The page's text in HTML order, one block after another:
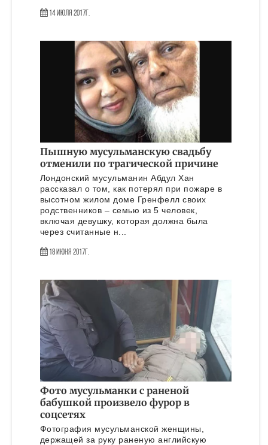
14 Июля 2017г.
Пышную мусульманскую свадьбу
отменили по трагической причине
Лондонский мусульманин Абдул Хан
рассказал о том, как потерял при пожаре в
высотном жилом доме Гренфелл своих
родственников – семью из 5 человек,
включая девушку, которая должна была
через считанные н...
18 Июня 2017г.
Фото мусульманки с раненой
бабушкой произвело фурор в
соцсетях
Фотография мусульманской женщины,
держащей за руку раненую английскую